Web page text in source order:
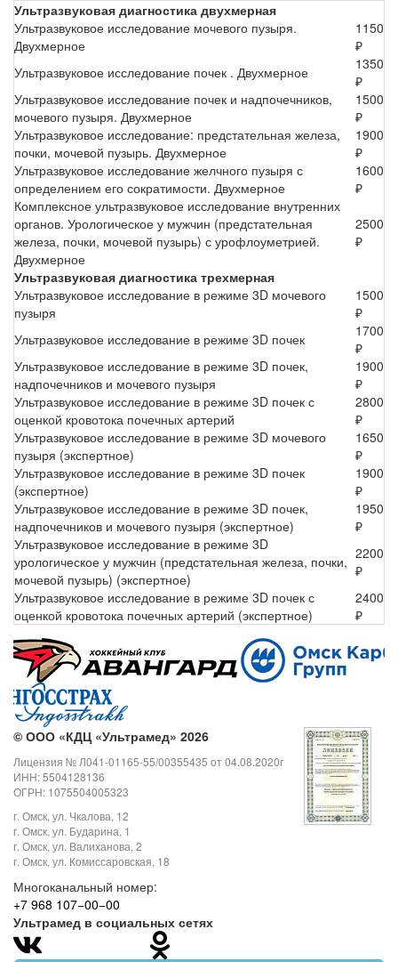
Ультразвуковая диагностика двухмерная
Ультразвуковое исследование мочевого пузыря.
Двухмерное
1150
₽
Ультразвуковое исследование почек . Двухмерное
1350
₽
Ультразвуковое исследование почек и надпочечников,
мочевого пузыря. Двухмерное
1500
₽
Ультразвуковое исследование: предстательная железа,
почки, мочевой пузырь. Двухмерное
1900
₽
Ультразвуковое исследование желчного пузыря с
определением его сократимости. Двухмерное
1600
₽
Комплексное ультразвуковое исследование внутренних
органов. Урологическое у мужчин (предстательная
железа, почки, мочевой пузырь) с урофлоуметрией.
Двухмерное
2500
₽
Ультразвуковая диагностика трехмерная
Ультразвуковое исследование в режиме 3D мочевого
пузыря
1500
₽
Ультразвуковое исследование в режиме 3D почек
1700
₽
Ультразвуковое исследование в режиме 3D почек,
надпочечников и мочевого пузыря
1900
₽
Ультразвуковое исследование в режиме 3D почек с
оценкой кровотока почечных артерий
2800
₽
Ультразвуковое исследование в режиме 3D мочевого
пузыря (экспертное)
1650
₽
Ультразвуковое исследование в режиме 3D почек
(экспертное)
1900
₽
Ультразвуковое исследование в режиме 3D почек,
надпочечников и мочевого пузыря (экспертное)
1950
₽
Ультразвуковое исследование в режиме 3D
урологическое у мужчин (предстательная железа, почки,
мочевой пузырь) (экспертное)
2200
₽
Ультразвуковое исследование в режиме 3D почек с
оценкой кровотока почечных артерий (экспертное)
2400
₽
© ООО «КДЦ «Ультрамед» 2026
Лицензия № Л041-01165-55/00355435 от 04.08.2020г
ИНН: 5504128136
ОГРН: 1075504005323
г. Омск, ул. Чкалова, 12
г. Омск, ул. Бударина, 1
г. Омск, ул. Валиханова, 2
г. Омск, ул. Комиссаровская, 18
Многоканальный номер:
+7 968 107−00−00
Ультрамед в социальных сетях